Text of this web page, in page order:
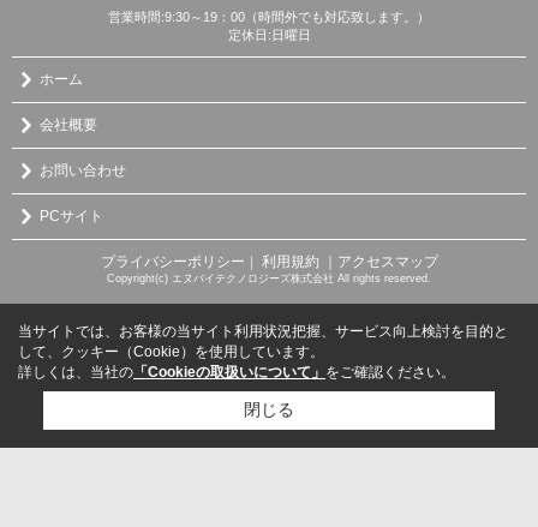
営業時間:9:30～19：00（時間外でも対応致します。）
定休日:日曜日
ホーム
会社概要
お問い合わせ
PCサイト
プライバシーポリシー 利用規約 ｜アクセスマップ
Copyright(c) エヌバイテクノロジーズ株式会社 All rights reserved.
当サイトでは、お客様の当サイト利用状況把握、サービス向上検討を目的と
して、クッキー（Cookie）を使用しています。
詳しくは、当社の 「Cookieの取扱いについて」 をご確認ください。
閉じる